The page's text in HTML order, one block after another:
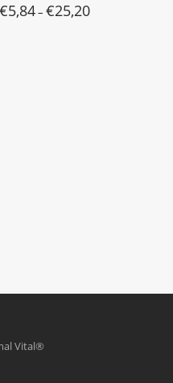
€5,84– €25,20
Vital®